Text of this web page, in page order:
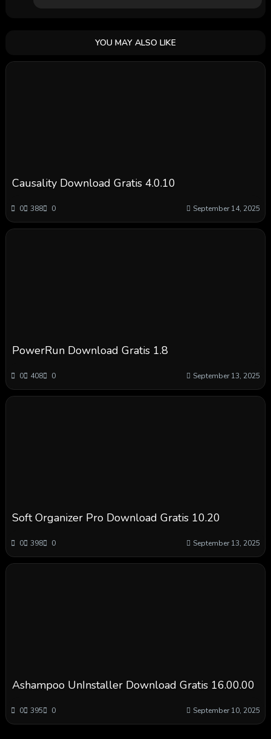
YOU MAY ALSO LIKE
Causality Download Gratis 4.0.10
0 388 0 September 14, 2025
PowerRun Download Gratis 1.8
0 408 0 September 13, 2025
Soft Organizer Pro Download Gratis 10.20
0 398 0 September 13, 2025
Ashampoo UnInstaller Download Gratis 16.00.00
0 395 0 September 10, 2025